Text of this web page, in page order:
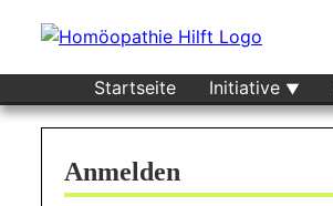
Startseite
Initiative
Anmelden